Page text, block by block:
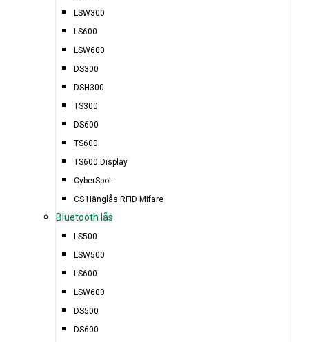
LSW300
LS600
LSW600
DS300
DSH300
TS300
DS600
TS600
TS600 Display
CyberSpot
CS Hänglås RFID Mifare
Bluetooth lås
LS500
LSW500
LS600
LSW600
DS500
DS600